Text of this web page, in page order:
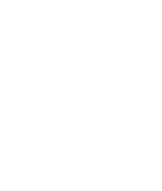
Гаджиева - Лебединая